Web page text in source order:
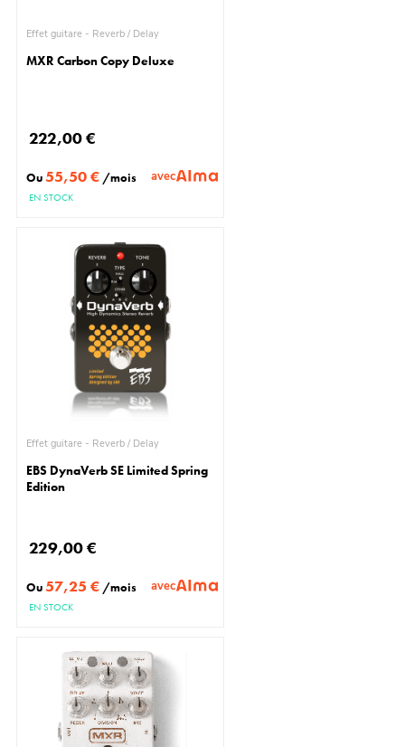
Effet guitare - Reverb / Delay
MXR Carbon Copy Deluxe
222,00 €
Ou55,50 € /mois avec
EN STOCK
Effet guitare - Reverb / Delay
EBS DynaVerb SE Limited Spring
Edition
229,00 €
Ou57,25 € /mois avec
EN STOCK